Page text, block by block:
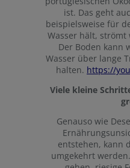
ist. Das geht
beispielsweise für
Wasser hält, strömt
Der Boden kann
Wasser über lange
halten. https://
Viele kleine
Genauso wie
entstehen, kann
umgekehrt